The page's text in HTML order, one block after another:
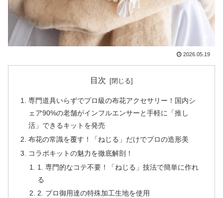
2026.05.19
目次
専門道具いらずでプロ級の布花アクセサリー！国内シ
ェア90%の老舗がインフルエンサーと手軽に「推し
活」できるキットを発売
布花の常識を覆す！「ねじる」だけでプロの造形美
コラボキットの魅力を徹底解剖！
1. 専門的なコテ不要！「ねじる」技法で簡単に作れ
る
2. プロ御用達の特殊加工生地を使用